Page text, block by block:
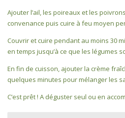
Ajouter l’ail, les poireaux et les
convenance puis cuire à feu moyen
Couvrir et cuire pendant au moins 30
en temps jusqu’à ce que les légumes
En fin de cuisson, ajouter la crème
quelques minutes pour mélanger les
C’est prêt ! A déguster seul ou en